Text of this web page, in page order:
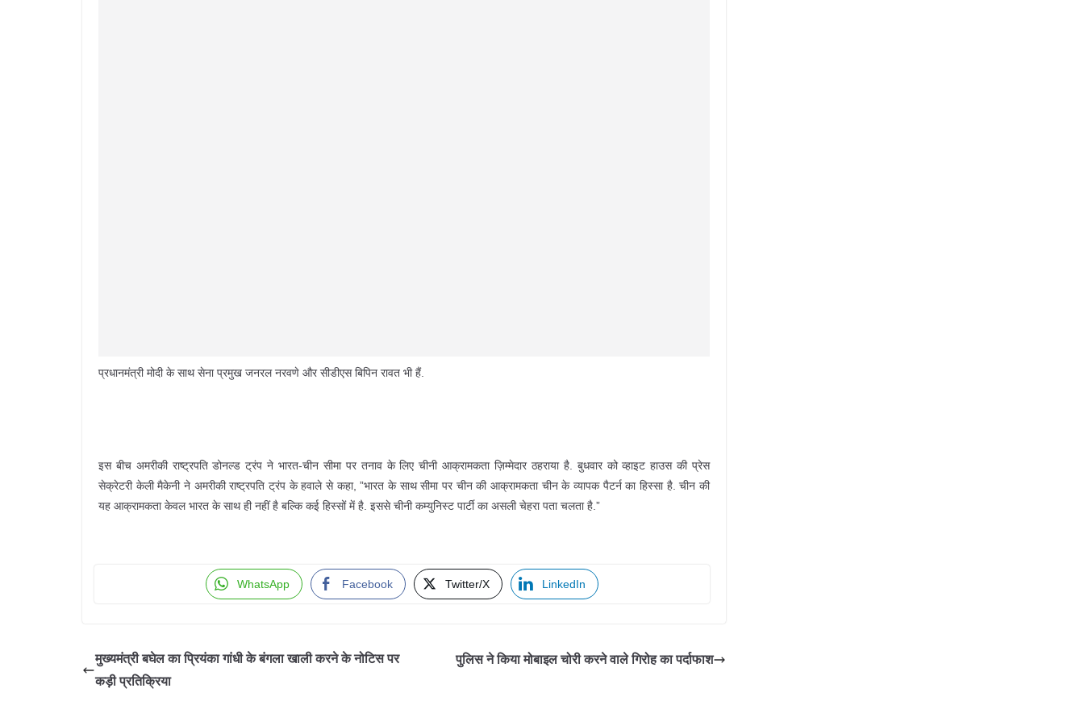
प्रधानमंत्री मोदी के साथ सेना प्रमुख जनरल नरवणे और सीडीएस बिपिन रावत भी हैं.
इस बीच अमरीकी राष्ट्रपति डोनल्ड ट्रंप ने भारत-चीन सीमा पर तनाव के लिए चीनी आक्रामकता ज़िम्मेदार ठहराया है. बुधवार को व्हाइट हाउस की प्रेस
सेक्रेटरी केली मैकेनी ने अमरीकी राष्ट्रपति ट्रंप के हवाले से कहा, ”भारत के साथ सीमा पर चीन की आक्रामकता चीन के व्यापक पैटर्न का हिस्सा है. चीन की
यह आक्रामकता केवल भारत के साथ ही नहीं है बल्कि कई हिस्सों में है. इससे चीनी कम्युनिस्ट पार्टी का असली चेहरा पता चलता है.”
WhatsApp Facebook Twitter/X LinkedIn
मुख्यमंत्री बघेल का प्रियंका गांधी के बंगला खाली करने के नोटिस पर
कड़ी प्रतिक्रिया
पुलिस ने किया मोबाइल चोरी करने वाले गिरोह का पर्दाफाश